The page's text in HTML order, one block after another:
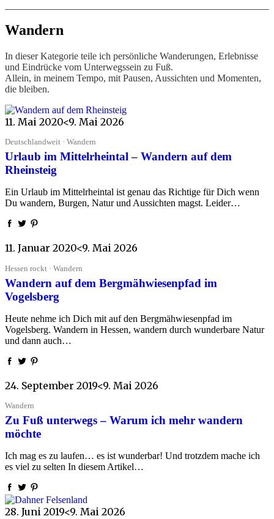
Wandern
In dieser Kategorie teile ich persönliche Wanderungen, Erlebnisse
und Eindrücke vom Unterwegssein zu Fuß.
Allein, in meinem Tempo, mit Pausen, Aussichten und Momenten,
die bleiben.
11. Mai 2020<9. Mai 2026
Deutschlandweit · Wandern
Urlaub im Mittelrheintal – Wandern auf dem
Rheinsteig
Ein Urlaub im Mittelrheintal ist genau das Richtige für Dich wenn
Du wandern, Burgen, Natur und Aussichten magst. Leider…
11. Januar 2020<9. Mai 2026
Hessen rockt · Wandern
Wandern auf dem Bergmähwiesenpfad im
Vogelsberg
Heute nehme ich Dich mit auf den Bergmähwiesenpfad im
Vogelsberg. Wandern in Hessen, wandern durch wunderbare Natur
und dann auch…
24. September 2019<9. Mai 2026
Wandern
Zu Fuß unterwegs – Warum ich mehr wandern
möchte
Ich mag es zu laufen… es ist wunderbar! Und trotzdem mache ich
es viel zu selten In diesem Artikel…
28. Juni 2019<9. Mai 2026